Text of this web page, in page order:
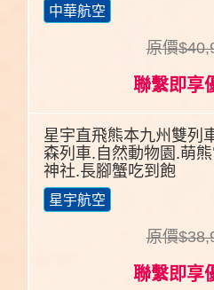
中華航空
原價
聯繫即享
星宇直飛熊本九州雙列
森列車.自然動物園.萌
神社.長腳蟹吃到飽
星宇航空
原價
聯繫即享